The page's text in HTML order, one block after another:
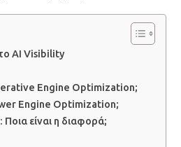
AI Visibility
Engine Optimization;
Engine Optimization;
Ποια είναι η διαφορά;